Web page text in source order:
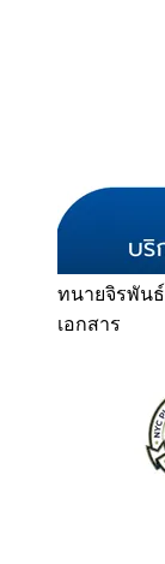
ทนายจิรพันธ์
เอกสาร